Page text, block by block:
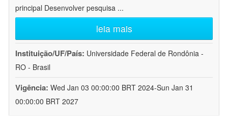
principal Desenvolver pesquisa ...
leia mais
Instituição/UF/País: Universidade Federal de Rondônia -
RO - Brasil
Vigência: Wed Jan 03 00:00:00 BRT 2024-Sun Jan 31
00:00:00 BRT 2027